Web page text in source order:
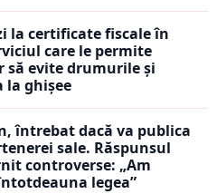
la certificate fiscale în
care le permite
să evite drumurile și
la ghișee
întrebat dacă va publica
sale. Răspunsul
controverse: „Am
legea”